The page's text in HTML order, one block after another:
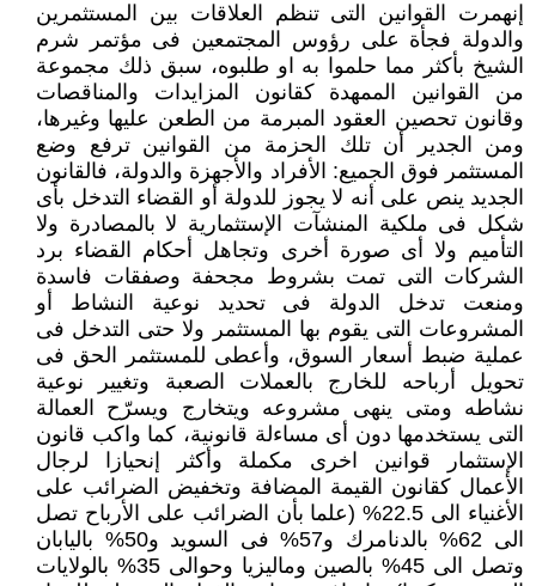
إنهمرت القوانين التى تنظم العلاقات بين المستثمرين
والدولة فجأة على رؤوس المجتمعين فى مؤتمر شرم
الشيخ بأكثر مما حلموا به او طلبوه، سبق ذلك مجموعة
من القوانين الممهدة كقانون المزايدات والمناقصات
وقانون تحصين العقود المبرمة من الطعن عليها وغيرها،
ومن الجدير أن تلك الحزمة من القوانين ترفع وضع
المستثمر فوق الجميع: الأفراد والأجهزة والدولة، فالقانون
الجديد ينص على أنه لا يجوز للدولة أو القضاء التدخل بأى
شكل فى ملكية المنشآت الإستثمارية لا بالمصادرة ولا
التأميم ولا أى صورة أخرى وتجاهل أحكام القضاء برد
الشركات التى تمت بشروط مجحفة وصفقات فاسدة
ومنعت تدخل الدولة فى تحديد نوعية النشاط أو
المشروعات التى يقوم بها المستثمر ولا حتى التدخل فى
عملية ضبط أسعار السوق، وأعطى للمستثمر الحق فى
تحويل أرباحه للخارج بالعملات الصعبة وتغيير نوعية
نشاطه ومتى ينهى مشروعه ويتخارج ويسرّح العمالة
التى يستخدمها دون أى مساءلة قانونية، كما واكب قانون
الإستثمار قوانين اخرى مكملة وأكثر إنحيازا لرجال
الأعمال كقانون القيمة المضافة وتخفيض الضرائب على
الأغنياء الى 22.5% (علما بأن الضرائب على الأرباح تصل
الى 62% بالدنامرك و57% فى السويد و50% باليابان
وتصل الى 45% بالصين وماليزيا وحوالى 35% بالولايات